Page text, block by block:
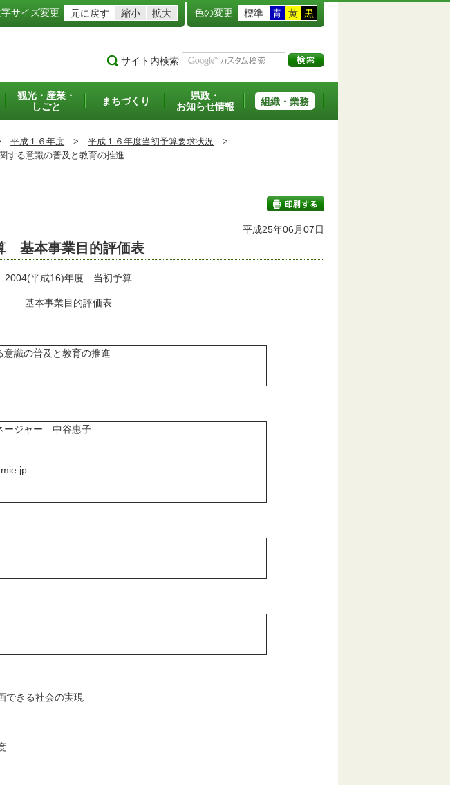
サイズ変更 元に戻す 縮小 拡大 色の変更 標準 青 黄 黒
サイト内検索
観光・産業・
しごと
まちづくり
県政・
お知らせ情報
組織・業務
平成１６年度 > 平成１６年度当初予算要求状況 >
る意識の普及と教育の推進
印刷する
平成25年06月07日
基本事業目的評価表
2004(平成16)年度 当初予算
基本事業目的評価表
識の普及と教育の推進
ージャー 中谷惠子
できる社会の実現